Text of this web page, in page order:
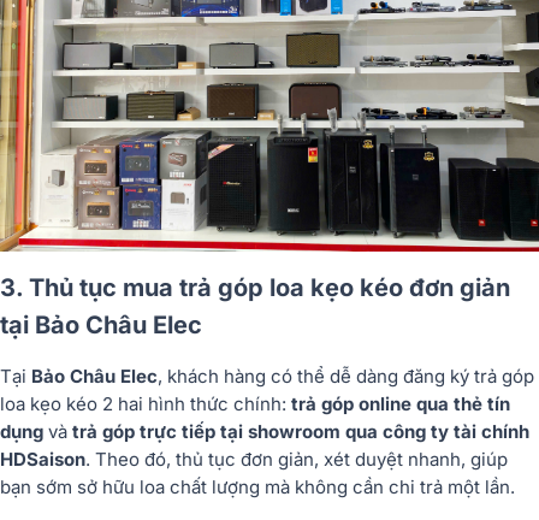
3. Thủ tục mua trả góp loa kẹo kéo đơn giản
tại Bảo Châu Elec
Tại Bảo Châu Elec, khách hàng có thể dễ dàng đăng ký trả góp
loa kẹo kéo 2 hai hình thức chính: trả góp online qua thẻ tín
dụng và trả góp trực tiếp tại showroom qua công ty tài chính
HDSaison. Theo đó, thủ tục đơn giản, xét duyệt nhanh, giúp
bạn sớm sở hữu loa chất lượng mà không cần chi trả một lần.